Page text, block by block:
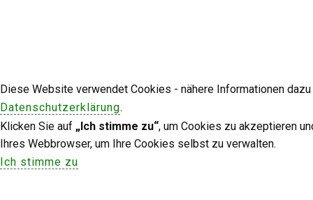
Diese Website verwendet Cookies - nähere Informationen
Datenschutzerklärung.
Klicken Sie auf „Ich stimme zu“, um Cookies zu akzeptieren
Ihres Webbrowser, um Ihre Cookies selbst zu verwalten.
Ich stimme zu